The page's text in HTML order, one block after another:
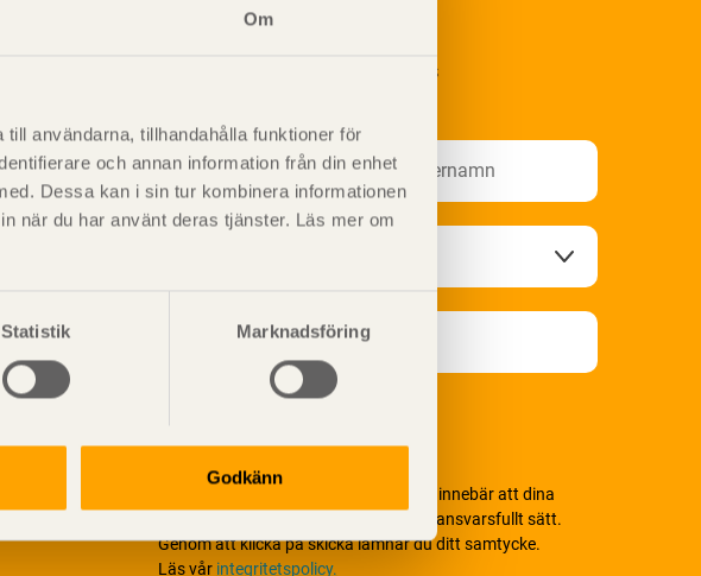
Om
användarna, tillhandahålla funktioner för
och annan information från din enhet
Dessa kan i sin tur kombinera informationen
när du har använt deras tjänster. Läs mer om
Statistik Marknadsföring
Godkänn
deras
Prenumerera på Svenskt Träs
Vi värnar om personlig integritet vilket innebär att dina
personuppgifter alltid hanteras på ett ansvarsfullt sätt.
Genom att klicka på skicka lämnar du ditt samtycke.
Läs vår integritetspolicy.